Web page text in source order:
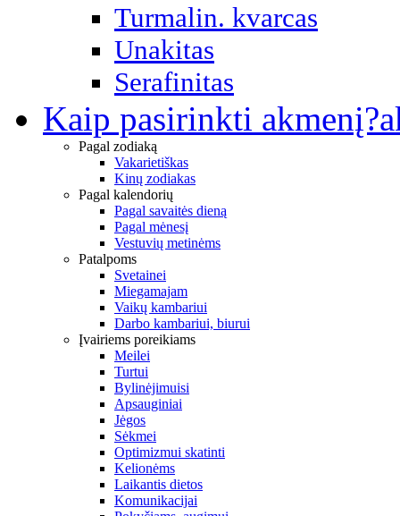
Turmalin. kvarcas
Unakitas
Serafinitas
Kaip pasirinkti akmenį?
Pagal zodiaką
Vakarietiškas
Kinų zodiakas
Pagal kalendorių
Pagal savaitės dieną
Pagal mėnesį
Vestuvių metinėms
Patalpoms
Svetainei
Miegamajam
Vaikų kambariui
Darbo kambariui, biurui
Įvairiems poreikiams
Meilei
Turtui
Bylinėjimuisi
Apsauginiai
Jėgos
Sėkmei
Optimizmui skatinti
Kelionėms
Laikantis dietos
Komunikacijai